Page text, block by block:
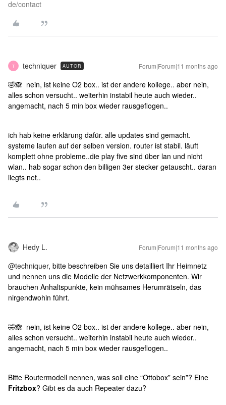
de/contact
T techniquer AUTOR Forum|Forum|11 months ago
🤣🙈 nein, ist keine O2 box.. ist der andere kollege.. aber nein,
alles schon versucht.. weiterhin instabil heute auch wieder..
angemacht, nach 5 min box wieder rausgeflogen..
ich hab keine erklärung dafür. alle updates sind gemacht.
systeme laufen auf der selben version. router ist stabil. läuft
komplett ohne probleme..die play five sind über lan und nicht
wlan.. hab sogar schon den billigen 3er stecker getauscht.. daran
liegts net..
Hedy L. Forum|Forum|11 months ago
@techniquer, bitte beschreiben Sie uns detailliert Ihr Heimnetz
und nennen uns die Modelle der Netzwerkkomponenten. Wir
brauchen Anhaltspunkte, kein mühsames Herumrätseln, das
nirgendwohin führt.
🤣🙈 nein, ist keine O2 box.. ist der andere kollege.. aber nein,
alles schon versucht.. weiterhin instabil heute auch wieder..
angemacht, nach 5 min box wieder rausgeflogen..
Bitte Routermodell nennen, was soll eine “Ottobox” sein”? Eine
Fritzbox? Gibt es da auch Repeater dazu?